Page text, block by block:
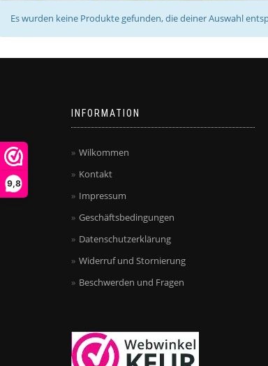
9,8
Es wurden keine Produkte gefunden, die deiner Auswahl
INFORMATION
Wilkommen
Kontakt
Impressum
Geschäftsbedingungen
Datenschutzerklärung
Widerruf und Stornierung
Beschwerden und Fragen